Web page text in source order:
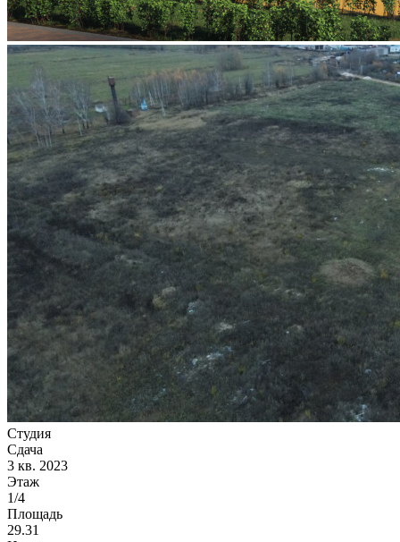
Студия
Сдача
3 кв. 2023
Этаж
1/4
Площадь
29.31